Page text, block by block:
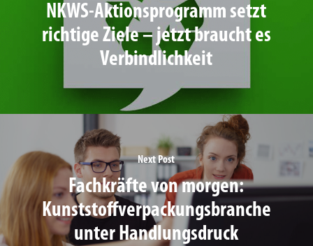
NKWS-Aktionsprogramm setzt
richtige Ziele – jetzt braucht es
Verbindlichkeit
Next Post
Fachkräfte von morgen:
Kunststoffverpackungsbranche
unter Handlungsdruck